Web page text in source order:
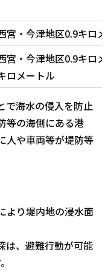
宮・今津地区0.9キロ
宮・今津地区0.9キロ
ロメートル
海水の侵入を防止
等の海側にある港
人や車両等が堤防等
より堤内地の浸水面
は、避難行動が可能